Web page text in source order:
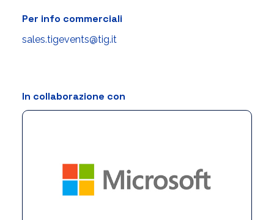
Per info commerciali
sales.tigevents@tig.it
In collaborazione con